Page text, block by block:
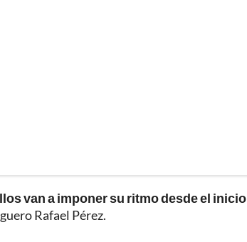
van a imponer su ritmo desde el
Rafael Pérez.